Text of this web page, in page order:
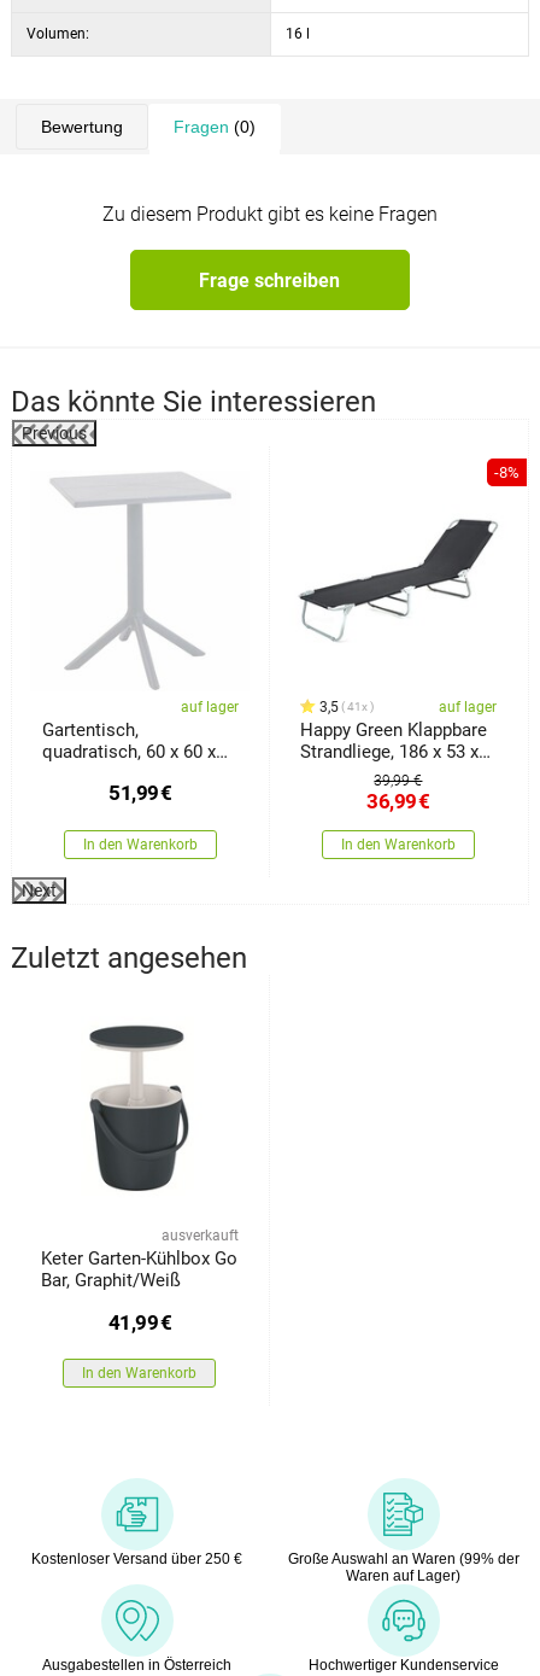
Volumen: 16 l
Bewertung Fragen (0)
Zu diesem Produkt gibt es keine Fragen
Frage schreiben
Das könnte Sie interessieren
Previous
auf lager
Gartentisch,
quadratisch, 60 x 60 x
51,99€
In den Warenkorb
-8%
3,5 41x auf lager
Happy Green Klappbare
Strandliege, 186 x 53 x
39,99 €
36,99€
In den Warenkorb
Next
Zuletzt angesehen
ausverkauft
Keter Garten-Kühlbox Go
Bar, Graphit/Weiß
41,99€
In den Warenkorb
Kostenloser Versand über 250 €
Große Auswahl an Waren (99% der
Waren auf Lager)
Ausgabestellen in Österreich Hochwertiger Kundenservice